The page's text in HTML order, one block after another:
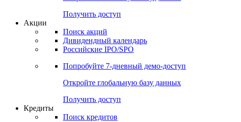
Получить доступ
Акции
Поиск акций
Дивидендный календарь
Российские IPO/SPO
Попробуйте 7-дневный демо-доступ
Откройте глобальную базу данных
Получить доступ
Кредиты
Поиск кредитов